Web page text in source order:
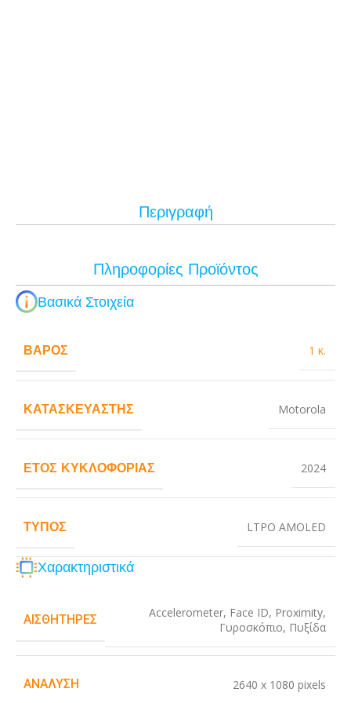
Περιγραφή
Πληροφορίες Προϊόντος
Βασικά Στοιχεία
ΒΆΡΟΣ 1 κ.
ΚΑΤΑΣΚΕΥΑΣΤΉΣ Motorola
ΈΤΟΣ ΚΥΚΛΟΦΟΡΊΑΣ 2024
ΤΎΠΟΣ LTPO AMOLED
Χαρακτηριστικά
ΑΙΣΘΗΤΉΡΕΣ Accelerometer, Face ID, Proximity,
Γυροσκόπιο, Πυξίδα
ΑΝΆΛΥΣΗ 2640 x 1080 pixels